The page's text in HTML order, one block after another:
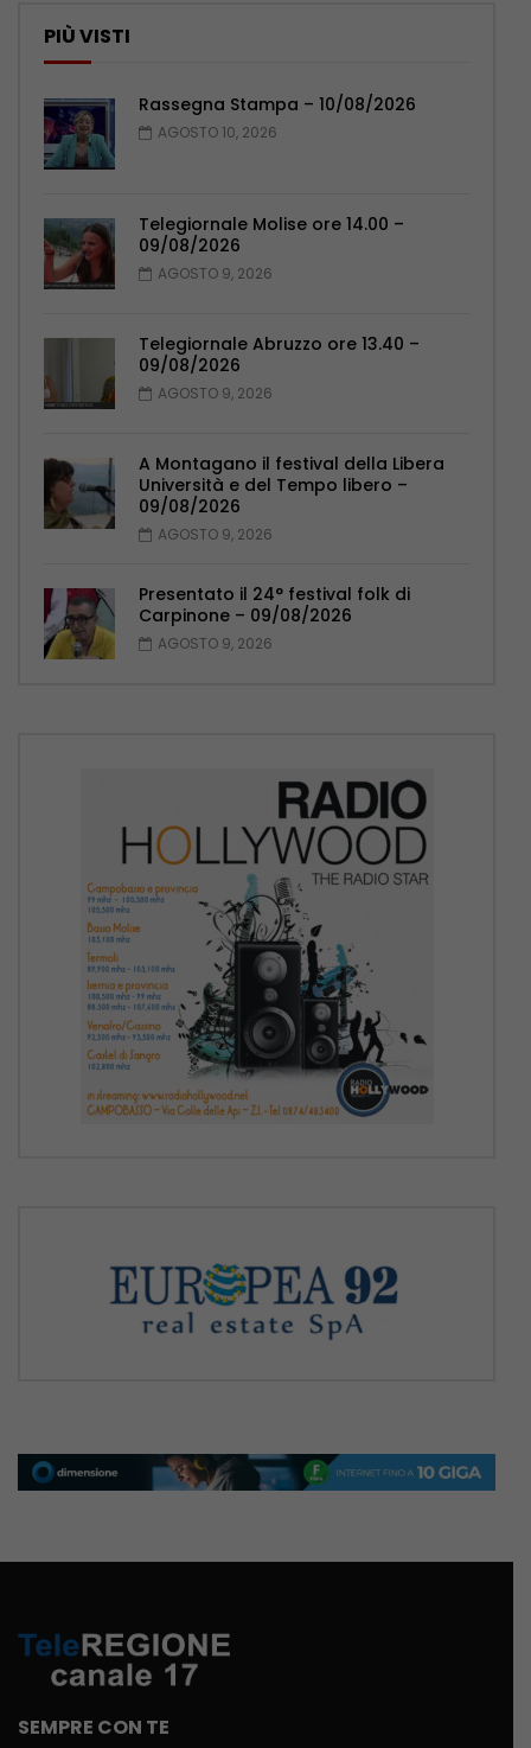
PIÙ VISTI
Rassegna Stampa – 10/08/2026
AGOSTO 10, 2026
Telegiornale Molise ore 14.00 –
09/08/2026
AGOSTO 9, 2026
Telegiornale Abruzzo ore 13.40 –
09/08/2026
AGOSTO 9, 2026
A Montagano il festival della Libera
Università e del Tempo libero –
09/08/2026
AGOSTO 9, 2026
Presentato il 24° festival folk di
Carpinone – 09/08/2026
AGOSTO 9, 2026
SEMPRE CON TE